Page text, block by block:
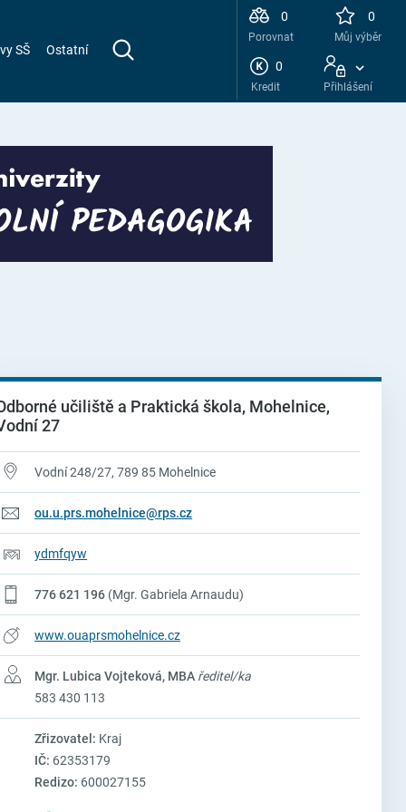
SŠ Ostatní
0
Porovnat
0
Můj výběr
0
Kredit Přihlášení
učiliště a Praktická škola, Mohelnice,
27
Vodní 248/27, 789 85 Mohelnice
ou.u.prs.mohelnice@rps.cz
ydmfqyw
776 621 196 (Mgr. Gabriela Arnaudu)
www.ouaprsmohelnice.cz
Mgr. Lubica Vojteková, MBA ředitel/ka
583 430 113
Zřizovatel: Kraj
IČ: 62353179
Redizo: 600027155